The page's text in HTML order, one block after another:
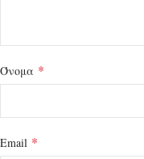
Όνομα *
Email *